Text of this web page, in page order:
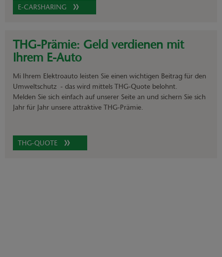
E-CARSHARING
THG-Prämie: Geld verdienen mit
Ihrem E-Auto
Mi Ihrem Elektroauto leisten Sie einen wichtigen Beitrag für den
Umweltschutz - das wird mittels THG-Quote belohnt.
Melden Sie sich einfach auf unserer Seite an und sichern Sie sich
Jahr für Jahr unsere attraktive THG-Prämie.
THG-QUOTE